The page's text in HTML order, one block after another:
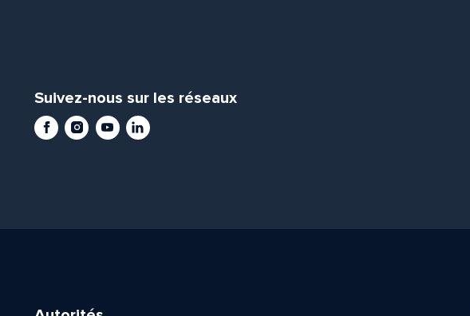
Suivez-nous sur les réseaux
Facebook
Instagram
YoutubeLinkedIn